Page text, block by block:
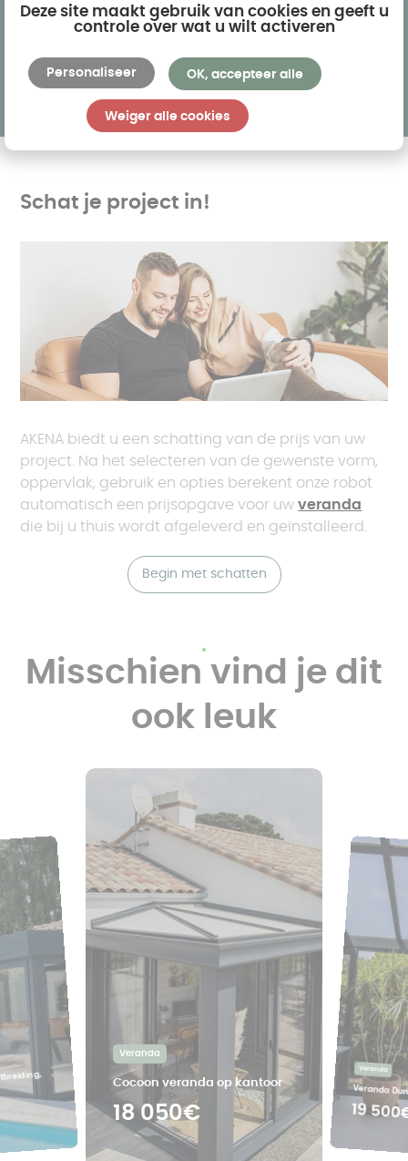
Vraag een gratis offerte aan
Schat je project in!
AKENA biedt u een schatting van de prijs van uw
project. Na het selecteren van de gewenste vorm,
oppervlak, gebruik en opties berekent onze robot
automatisch een prijsopgave voor uwveranda
die bij u thuis wordt afgeleverd en geïnstalleerd.
Begin met schatten
Misschien vind je dit
ook leuk
18 050€
Cocoon veranda op kantoor
Veranda
19
Veranda
Veranda
Deze site maakt gebruik van cookies en geeft u
controle over wat u wilt activeren
OK, accepteer alle
Weiger alle cookies
Personaliseer